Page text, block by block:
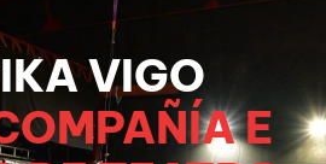
2026 20:00:00
/ + ENTRADAS